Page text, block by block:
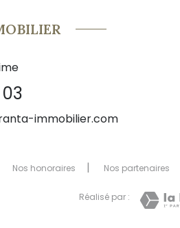
immobilier.com
Nos honoraires Nos partenaires
Réalisé par :